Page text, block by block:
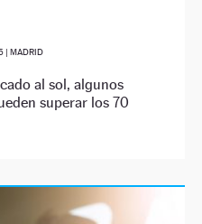
| MADRID
al sol, algunos
superar los 70